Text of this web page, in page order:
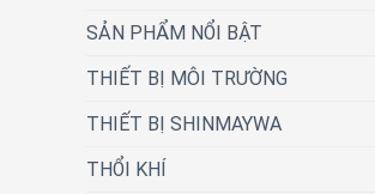
SẢN PHẨM NỔI BẬT
THIẾT BỊ MÔI TRƯỜNG
THIẾT BỊ SHINMAYWA
THỔI KHÍ